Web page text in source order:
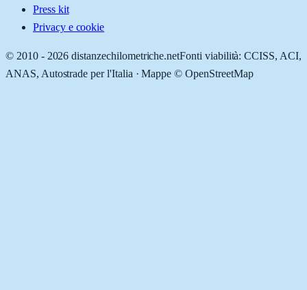
Press kit
Privacy e cookie
© 2010 - 2026 distanzechilometriche.netFonti viabilità: CCISS, ACI,
ANAS, Autostrade per l'Italia · Mappe © OpenStreetMap